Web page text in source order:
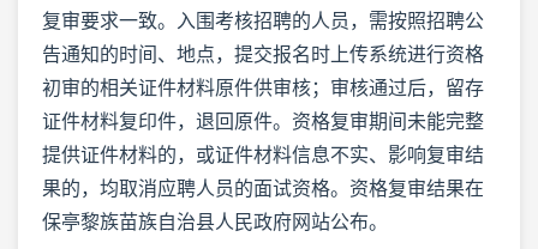
复审要求一致。入围考核招聘的人员，需按照招聘公
告通知的时间、地点，提交报名时上传系统进行资格
初审的相关证件材料原件供审核；审核通过后，留存
证件材料复印件，退回原件。资格复审期间未能完整
提供证件材料的，或证件材料信息不实、影响复审结
果的，均取消应聘人员的面试资格。资格复审结果在
保亭黎族苗族自治县人民政府网站公布。